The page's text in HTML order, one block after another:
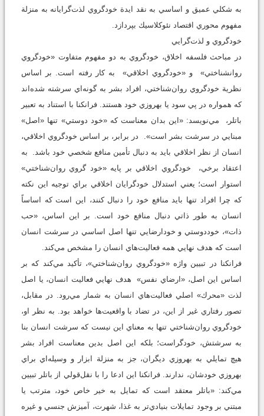
به شكلي عميق و اساسي به نقد ايدة خودگروي لذت‌گرايانه به منزلة
مفهوم محوري اقتصاد نئوكلاسيك بپردازد.
خودگروي و لذت‌گرايي
در مباحث فلسفه اخلاق، خودگروي به دو مفهوم متفاوت «خودگروي
روانشناختي» و «خودگروي اخلاقي» به كار رفته است. بر اساس
نظرية خودگروي روان‌شناختي، افراد بشر به گونه‌اي سرشته شده‌اند
كه همواره در پي سود يا بهروزي خود هستند. فرانكنا با استناد به تعبير
باتلر، مي‌نويسد: «اين بدان معناست كه «خود دوستي» تنها «اصل»
مبنايي در سرشت بشر است». در برابر، بر اساس خودگروي اخلاقي،
انسان از نظر اخلاقي ‌بايد به دنبال تأمين منافع شخصي خود باشد. به
اعتقاد برخي، خودگروي اخلاقي بر پايه «خود گروي روان‌شناختي»
استوار است؛ يعني استدلال خودگرايان اخلاقي براي توجيه اين نكته
كه چرا افراد تنها بايد منافع خود را دنبال كنند، اين است كه اساساً
انسان به طور ذاتي دنبال منافع خود است. بر اين اساس، «حب
ذات»، خوددوستي و خودارضايي تنها اصل اساسي در سرشت انسان
است كه هدف نهايي همه فعاليت‌هاي انسان را مشخص مي‌كند.
فرانكنا در تبيين واژه «خودگروي روان‌شناختي»، تأكيد مي‌كند كه بر
اساس اين اصل، «ارضاي نفس» هدف نهايي فعاليت انسان، يا اصل
لذت «محرك» اصلي فعاليت‌هاي انسان به شمار مي‌رود. در مقابل،
تصور رفتاري غير از اين، در تضاد با واقعيت‌ها خواهد بود. به نظر او،
خودگروي روان‌شناختي تنها به معناي اين نيست كه سرشت انسان بنا
به سرشتش، خودگراست؛ بلكه اين اصل بدين معناست افراد بشر
هيچ تمايلي به بهروزي ديگران، جز به منزلة ابزار و وسيله‌اي براي
بهروزي خودشان، ندارند. فرانكنا اين ادعا را با نقل‌قولي از باتلر تبيين
مي‌كند: «باتلر معتقد است كه تمايل به خير خاص خود، مترتب يا
مبتني بر وجود تمايلات بنيادي‌تر به غذا، شهرت، آميزش جنسي و غيره